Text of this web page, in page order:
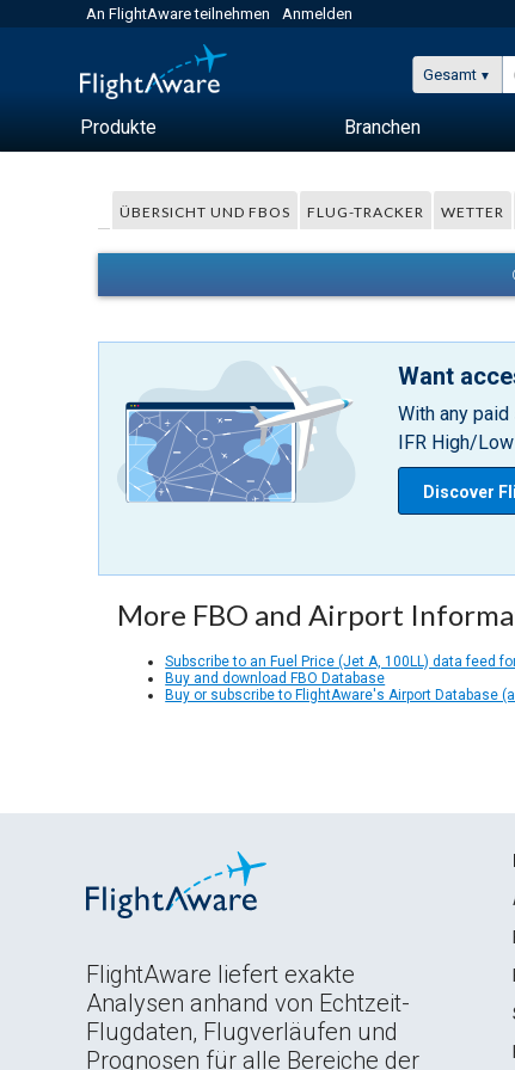
An FlightAware teilnehmen Anmelden
Gesamt
Produkte Branchen
ÜBERSICHT UND FBOS FLUG-TRACKER WETTER
Want
With any
IFR High/
Discover
More FBO and Airport
Subscribe to an Fuel Price (Jet A, 100LL) data feed
Buy and download FBO Database
Buy or subscribe to FlightAware's Airport Database
FlightAware liefert exakte
Analysen anhand von Echtzeit-
Flugdaten, Flugverläufen und
Prognosen für alle Bereiche der